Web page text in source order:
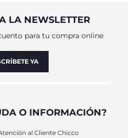
LA NEWSLETTER
para tu compra online
YA
O INFORMACIÓN?
al Cliente Chicco